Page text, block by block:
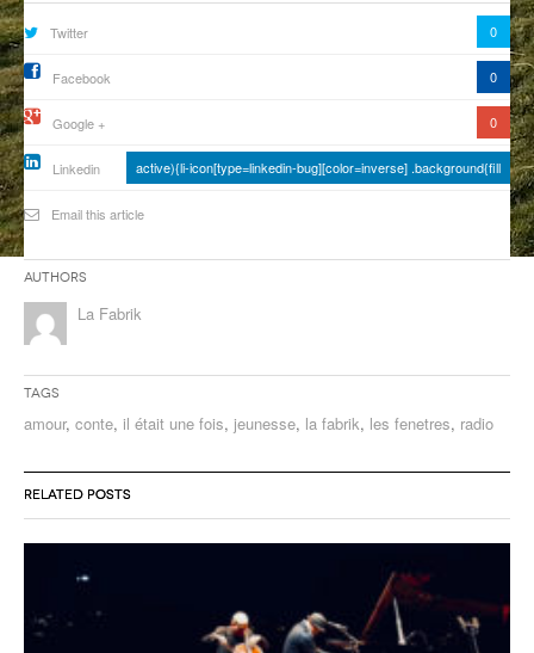
ANCIENNES ÉMISSIONS
Twitter 0
Facebook 0
Google + 0
Linkedin active){li-icon[type=linkedin-bug][color=inverse] .background{fill
Email this article
Authors
La Fabrik
Tags
amour, conte, il était une fois, jeunesse, la fabrik, les fenetres, radio
RELATED POSTS